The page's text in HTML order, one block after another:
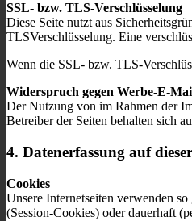
SSL- bzw. TLS-Verschlüsselung
Diese Seite nutzt aus
TLSVerschlüsselung. Eine
Wenn die SSL- bzw. TLS-
Widerspruch gegen Werbe-E-
Der Nutzung von im Rahmen der
Betreiber der Seiten behalten sich
4. Datenerfassung auf
Cookies
Unsere Internetseiten verwenden
(Session-Cookies) oder dauerhaft